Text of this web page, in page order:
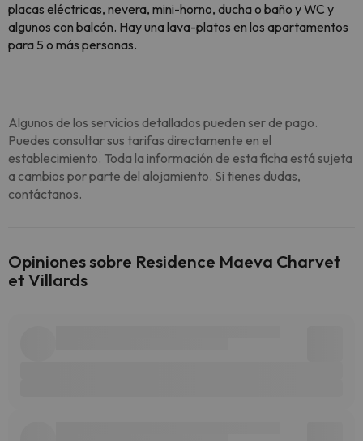
placas eléctricas, nevera, mini-horno, ducha o baño y WC y
algunos con balcón. Hay una lava-platos en los apartamentos
para 5 o más personas.
Algunos de los servicios detallados pueden ser de pago.
Puedes consultar sus tarifas directamente en el
establecimiento. Toda la información de esta ficha está sujeta
a cambios por parte del alojamiento. Si tienes dudas,
contáctanos.
Opiniones sobre Residence Maeva Charvet
et Villards